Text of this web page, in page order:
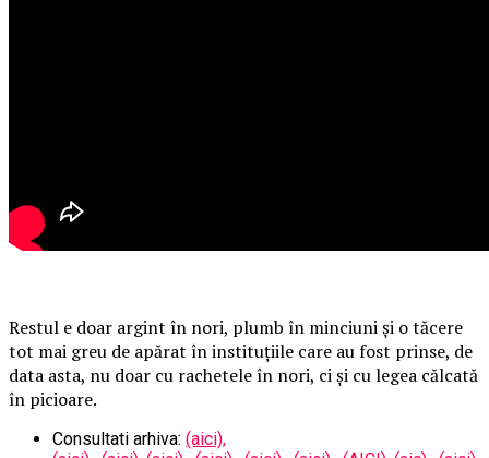
Restul e doar argint în nori, plumb în minciuni și o tăcere
tot mai greu de apărat în instituțiile care au fost prinse, de
data asta, nu doar cu rachetele în nori, ci și cu legea călcată
în picioare.
Consultati arhiva: (aici),